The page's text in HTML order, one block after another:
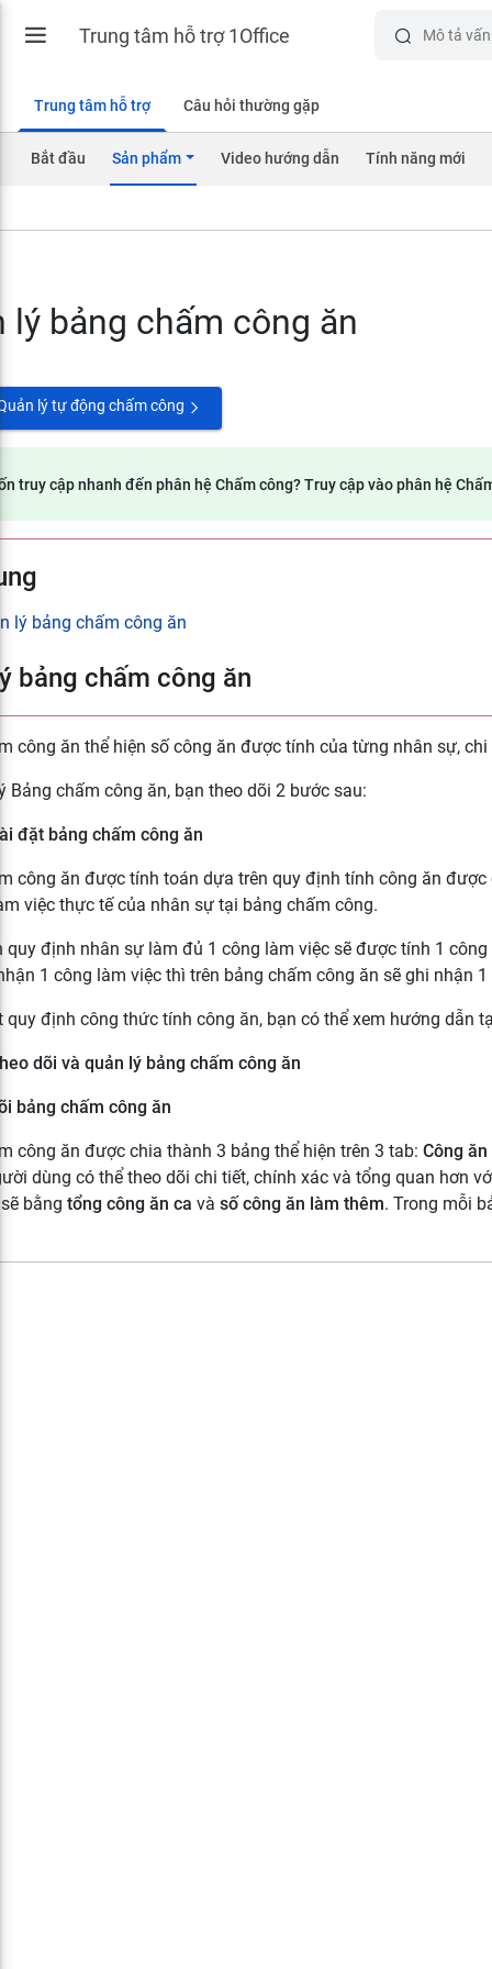
Trung tâm hỗ trợ 1Office
Trung tâm hỗ trợ Câu hỏi thường gặp
Bắt đầu Sản phẩm Video hướng dẫn Tính năng mới
lý bảng chấm công ăn
lý tự động chấm công
truy cập nhanh đến phân hệ Chấm công? Truy cập vào phân hệ
lý bảng chấm công ăn
bảng chấm công ăn
công ăn thể hiện số công ăn được tính của từng nhân sự,
Bảng chấm công ăn, bạn theo dõi 2 bước sau:
đặt bảng chấm công ăn
công ăn được tính toán dựa trên quy định tính công ăn
việc thực tế của nhân sự tại bảng chấm công.
quy định nhân sự làm đủ 1 công làm việc sẽ được tính 1
1 công làm việc thì trên bảng chấm công ăn sẽ ghi nhận
quy định công thức tính công ăn, bạn có thể xem hướng dẫn
dõi và quản lý bảng chấm công ăn
bảng chấm công ăn
công ăn được chia thành 3 bảng thể hiện trên 3 tab: Công
dùng có thể theo dõi chi tiết, chính xác và tổng quan hơn
bằng tổng công ăn ca và số công ăn làm thêm. Trong mỗi